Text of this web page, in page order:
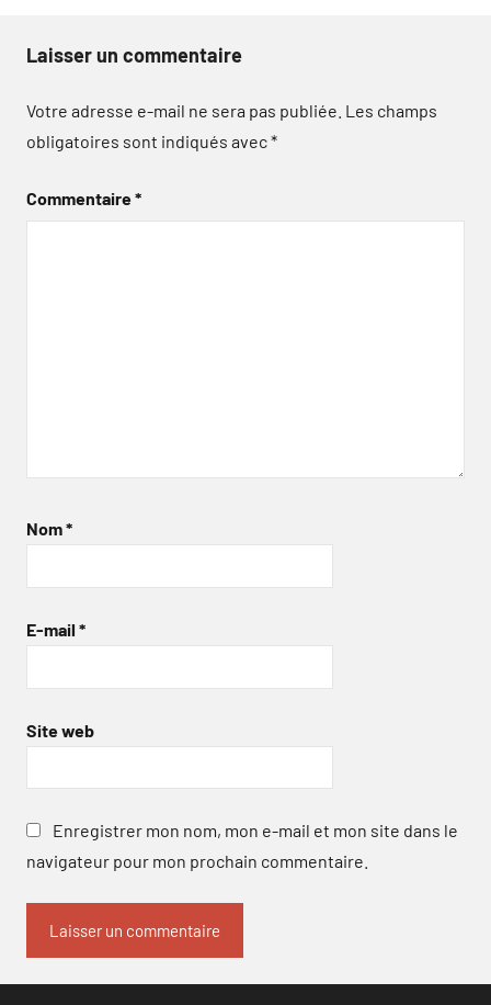
Laisser un commentaire
Votre adresse e-mail ne sera pas publiée. Les champs
obligatoires sont indiqués avec*
Commentaire*
Nom*
E-mail *
Site web
Enregistrer mon nom, mon e-mail et mon site dans le
navigateur pour mon prochain commentaire.